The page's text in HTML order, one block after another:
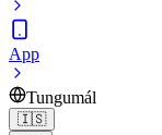
App
Tungumál
🇮🇸